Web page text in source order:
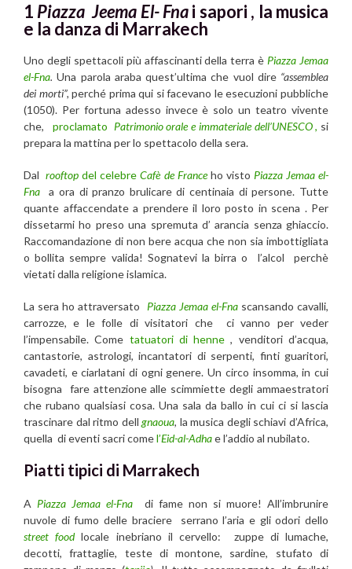
1 Piazza Jeema El- Fnai sapori , la musica
e la danza di Marrakech
Uno degli spettacoli più affascinanti della terra è Piazza Jemaa
el-Fna.Una parola araba quest’ultima che vuol dire “assemblea
dei morti”,perché prima qui si facevano le esecuzioni pubbliche
(1050). Per fortuna adesso invece è solo un teatro vivente
che,
proclamato Patrimonio orale e immateriale dell’UNESCO, si
prepara la mattina per lo spettacolo della sera.
Dal rooftop del celebreCafè de Franceho visto Piazza Jemaa el-
Fna
a ora di pranzo brulicare di centinaia di persone. Tutte
quante affaccendate a prendere il loro posto in scena . Per
dissetarmi ho preso una spremuta d’ arancia senza ghiaccio.
Raccomandazione di non bere acqua che non sia imbottigliata
o bollita sempre valida! Sognatevi la birra o l’alcol perchè
vietati dalla religione islamica.
La sera ho attraversato Piazza Jemaa el-Fnascansando cavalli,
carrozze, e le folle di visitatori che ci vanno per veder
l’impensabile. Come tatuatori di henne , venditori d’acqua,
cantastorie, astrologi, incantatori di serpenti, finti guaritori,
cavadeti, e ciarlatani di ogni genere. Un circo insomma, in cui
bisogna fare attenzione alle scimmiette degli ammaestratori
che rubano qualsiasi cosa. Una sala da ballo in cui ci si lascia
trascinare dal ritmo dellgnaoua, la musica degli schiavi d’Africa,
quella di eventi sacri comel’Eid-al-Adhae l’addio al nubilato.
Piatti tipici di Marrakech
A Piazza Jemaa el-Fna
di fame non si muore! All’imbrunire
nuvole di fumo delle braciere serrano l’aria e gli odori dello
street food locale inebriano il cervello: zuppe di lumache,
decotti, frattaglie, teste di montone, sardine, stufato di